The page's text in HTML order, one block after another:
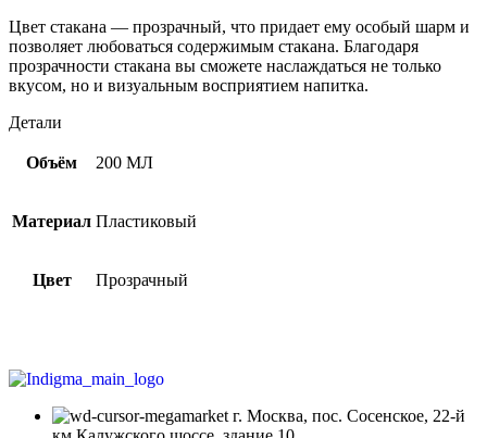
Цвет стакана — прозрачный, что придает ему особый шарм и
позволяет любоваться содержимым стакана. Благодаря
прозрачности стакана вы сможете наслаждаться не только
вкусом, но и визуальным восприятием напитка.
Детали
Объём 200 МЛ
Материал Пластиковый
Цвет Прозрачный
г. Москва, пос. Сосенское, 22-й